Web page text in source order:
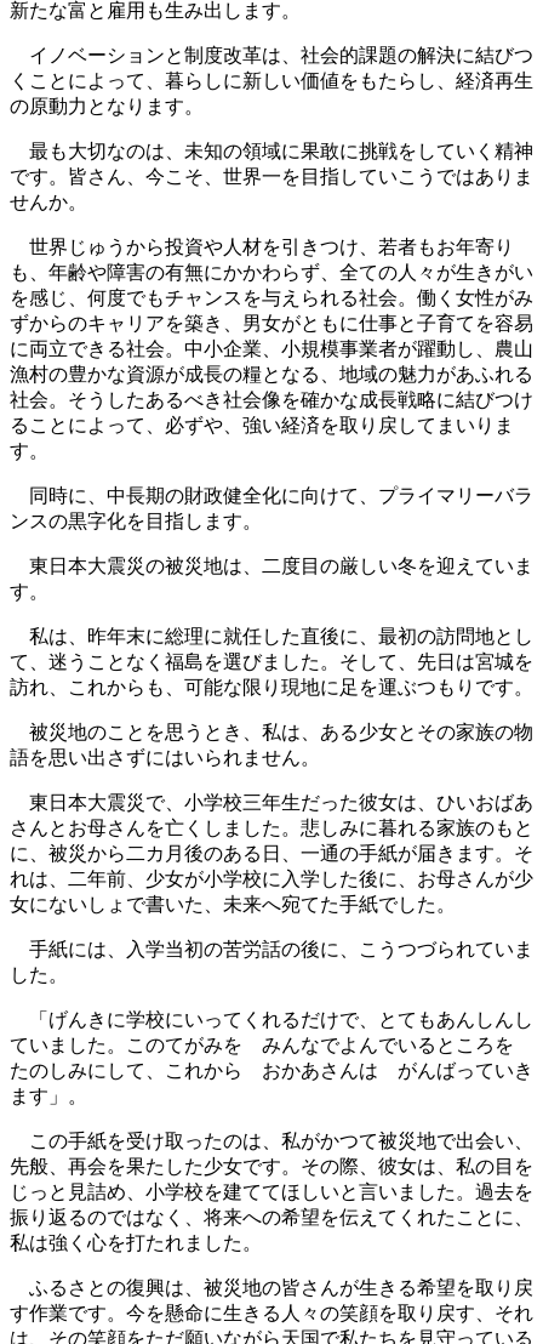
新たな富と雇用も生み出します。
イノベーションと制度改革は、社会的課題の解決に結びつ
くことによって、暮らしに新しい価値をもたらし、経済再生
の原動力となります。
最も大切なのは、未知の領域に果敢に挑戦をしていく精神
です。皆さん、今こそ、世界一を目指していこうではありま
せんか。
世界じゅうから投資や人材を引きつけ、若者もお年寄り
も、年齢や障害の有無にかかわらず、全ての人々が生きがい
を感じ、何度でもチャンスを与えられる社会。働く女性がみ
ずからのキャリアを築き、男女がともに仕事と子育てを容易
に両立できる社会。中小企業、小規模事業者が躍動し、農山
漁村の豊かな資源が成長の糧となる、地域の魅力があふれる
社会。そうしたあるべき社会像を確かな成長戦略に結びつけ
ることによって、必ずや、強い経済を取り戻してまいりま
す。
同時に、中長期の財政健全化に向けて、プライマリーバラ
ンスの黒字化を目指します。
東日本大震災の被災地は、二度目の厳しい冬を迎えていま
す。
私は、昨年末に総理に就任した直後に、最初の訪問地とし
て、迷うことなく福島を選びました。そして、先日は宮城を
訪れ、これからも、可能な限り現地に足を運ぶつもりです。
被災地のことを思うとき、私は、ある少女とその家族の物
語を思い出さずにはいられません。
東日本大震災で、小学校三年生だった彼女は、ひいおばあ
さんとお母さんを亡くしました。悲しみに暮れる家族のもと
に、被災から二カ月後のある日、一通の手紙が届きます。そ
れは、二年前、少女が小学校に入学した後に、お母さんが少
女にないしょで書いた、未来へ宛てた手紙でした。
手紙には、入学当初の苦労話の後に、こうつづられていま
した。
「げんきに学校にいってくれるだけで、とてもあんしんし
ていました。このてがみを みんなでよんでいるところを
たのしみにして、これから おかあさんは がんばっていき
ます」。
この手紙を受け取ったのは、私がかつて被災地で出会い、
先般、再会を果たした少女です。その際、彼女は、私の目を
じっと見詰め、小学校を建ててほしいと言いました。過去を
振り返るのではなく、将来への希望を伝えてくれたことに、
私は強く心を打たれました。
ふるさとの復興は、被災地の皆さんが生きる希望を取り戻
す作業です。今を懸命に生きる人々の笑顔を取り戻す、それ
は、その笑顔をただ願いながら天国で私たちを見守っている